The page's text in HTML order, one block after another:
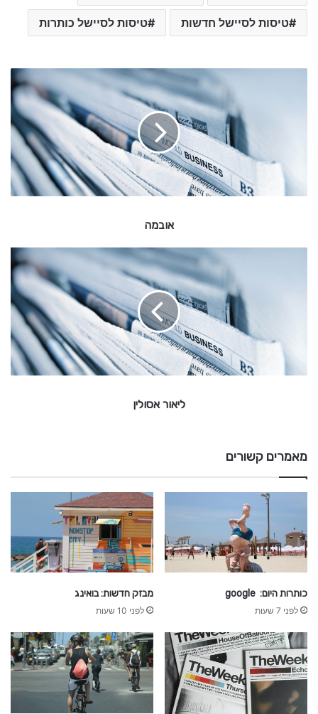
טיסות לסיישל חדשות טיסות לסיישל כותרות
אובמה
ל
ליאור אסולין
מאמרים קשורים
כותרות היום: google
לפני 7 שעות
מבזק חדשות: בואינג
לפני 10 שעות